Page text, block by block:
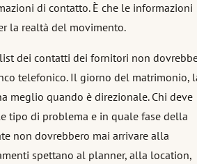
di contatto. È che le informazioni
la realtà del movimento.
dei contatti dei fornitori non
telefonico. Il giorno del matrimonio,
meglio quando è direzionale. Chi deve
tipo di problema e in quale fase della
non dovrebbero mai arrivare alla
spettano al planner, alla location,